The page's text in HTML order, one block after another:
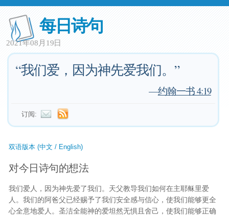
每日诗句
2021年08月19日
“我们爱，因为神先爱我们。”
—约翰一书 4:19
订阅:
双语版本 (中文 / English)
对今日诗句的想法
我们爱人，因为神先爱了我们。天父教导我们如何在主耶稣里爱
人。我们的阿爸父已经赐予了我们安全感与信心，使我们能够更全
心全意地爱人。圣洁全能神的爱坦然无惧且舍己，使我们能够正确